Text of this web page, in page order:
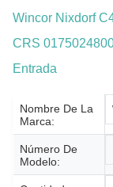
Wincor Nixdorf
CRS
Entrada
Nombre De La
Marca:
Número De
Modelo: